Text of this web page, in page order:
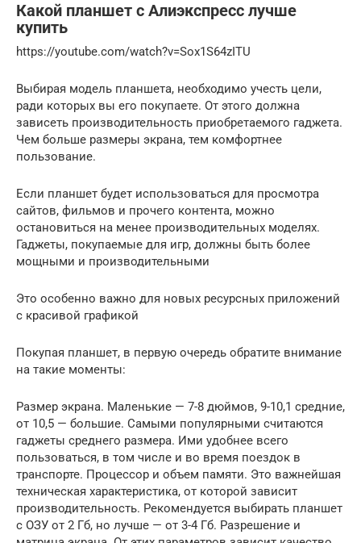
Какой планшет с Алиэкспресс лучше
купить
https://youtube.com/watch?v=Sox1S64zITU
Выбирая модель планшета, необходимо учесть цели,
ради которых вы его покупаете. От этого должна
зависеть производительность приобретаемого гаджета.
Чем больше размеры экрана, тем комфортнее
пользование.
Если планшет будет использоваться для просмотра
сайтов, фильмов и прочего контента, можно
остановиться на менее производительных моделях.
Гаджеты, покупаемые для игр, должны быть более
мощными и производительными
Это особенно важно для новых ресурсных приложений
с красивой графикой
Покупая планшет, в первую очередь обратите внимание
на такие моменты:
Размер экрана. Маленькие — 7-8 дюймов, 9-10,1 средние,
от 10,5 — большие. Самыми популярными считаются
гаджеты среднего размера. Ими удобнее всего
пользоваться, в том числе и во время поездок в
транспорте. Процессор и объем памяти. Это важнейшая
техническая характеристика, от которой зависит
производительность. Рекомендуется выбирать планшет
с ОЗУ от 2 Гб, но лучше — от 3-4 Гб. Разрешение и